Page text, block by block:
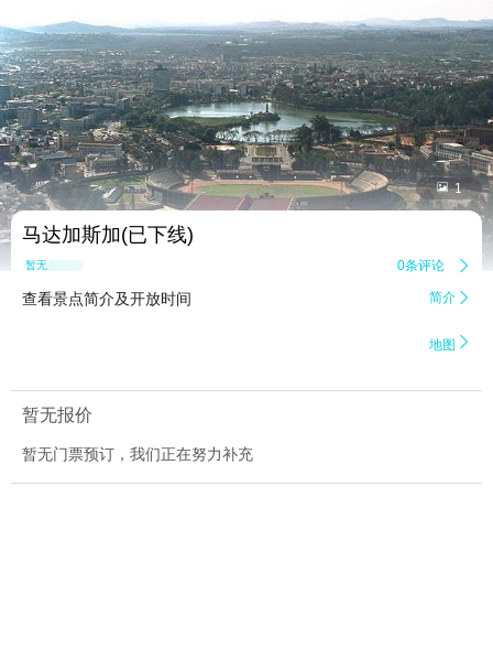
 1
马达加斯加(已下线)
暂无点评 0条评论 
查看景点简介及开放时间 简介 
地图 
暂无报价
暂无门票预订，我们正在努力补充
